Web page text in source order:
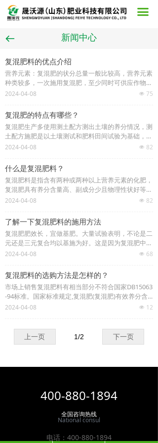
끀
首页
关于我们
产品中心
案例展示
新闻中心
联系我们
复混肥料的优点介绍
营养元素：复混肥的状分总量一般比较高，营养元素
种类较多，一次施用复混肥，至少同时可供应作物两
种以上的主要营养元素。结构均匀：例如磷酸铵不含
要营养元素。这种肥料养分分布比较均一，在造成颗
粒后与粉状或结晶状的单元肥料相比，结构紧密，养
分释放均匀，肥效稳而长。由于副成分少，对土壤不
利影响小。物理性状好：复混肥一般多制成颗粒，吸
湿性小，不易结块，便于贮存和施用，特别便于机械
成分含量一般比单元肥料高，所以能节省包装及贮存
运输费用。例如，每贮运1吨磷酸铵，约等于贮运过
磷酸钙及硫酸铵共4吨。
넶 75
2024-04-08
复混肥的特点有哪些？
复混肥生产多使用测土配方测出土壤的养分情况，测
土配方施肥是以土壤测试和肥料田间试验为基础，根
据作物需肥规律、土壤供肥性能和肥料效应，在合理
元素等肥料的施用数量、施肥时期和施用方法。通俗
地讲，就是在农业科技人员指导下科学施用配方肥。
测土配方施肥技术的核心是调节和解决作物需肥与土
壤供肥之间的矛盾。同时有针对性地补充作物所需的
营养元素，作物缺什么元素就补充什么元素，需要多
要；达到提高肥料利用率和减少用量，提高作物产
量，改善农产品品质，节省劳力，节支增收的目的。
넶 82
2024-04-08
什么是复混肥料？
复混肥料是指含有两种或两种以上营养元素的化肥，
复混肥具有养分含量高、副成分少且物理性状好等优
点，对于平衡施肥，提高肥料利用率，促进作物的高
如它的养分比例总是固定的，而不同土壤、不同作物
所需的营养元素种类、数量和比例是多样的。因此，
使用前进行测土，了解田间土壤的质地和营养状况，
另外也要注意和单元肥料配合施用，才能得到更好的
效果。
넶 82
2024-04-08
了解一下复混肥料的施用方法
复混肥肥效长，宜做基肥。大量试验表明，不论是二
元还是三元复合均以基施为好。这是因为复混肥中含
有氮、磷、钾等多种养分，作物前期尤其对磷、钾极
生产过程中采用了包衣、造粒等工艺，肥效缓慢平
稳，比单质化肥分解慢，养分淋失少，利用率高，适
合于作基肥。一般亩用量为30至40千克。复混肥不
宜用于苗期肥和中后期肥，以防贪青徒长。
넶 68
2024-04-08
复混肥料的选购方法是怎样的？
市场上销售复混肥料有相当部分不符合国家DB15063
-94标准。国家标准规定,复混肥(复混肥)有效养分含
量,高浓度氮磷钾总量≥40%,低浓度氮磷钾含量≥25%,
复合肥时除了看商标和养分含量外,还需注意厂家和
产地。此外,复混肥中的钾有两种,一种为氯化钾,另一
酸钾组成的复合肥。
넶 12
2024-04-08
上一页 下一页
1/2
新闻中心
뀷
400-880-1894
全国咨询热线
National consul
电话： 400-880-1894